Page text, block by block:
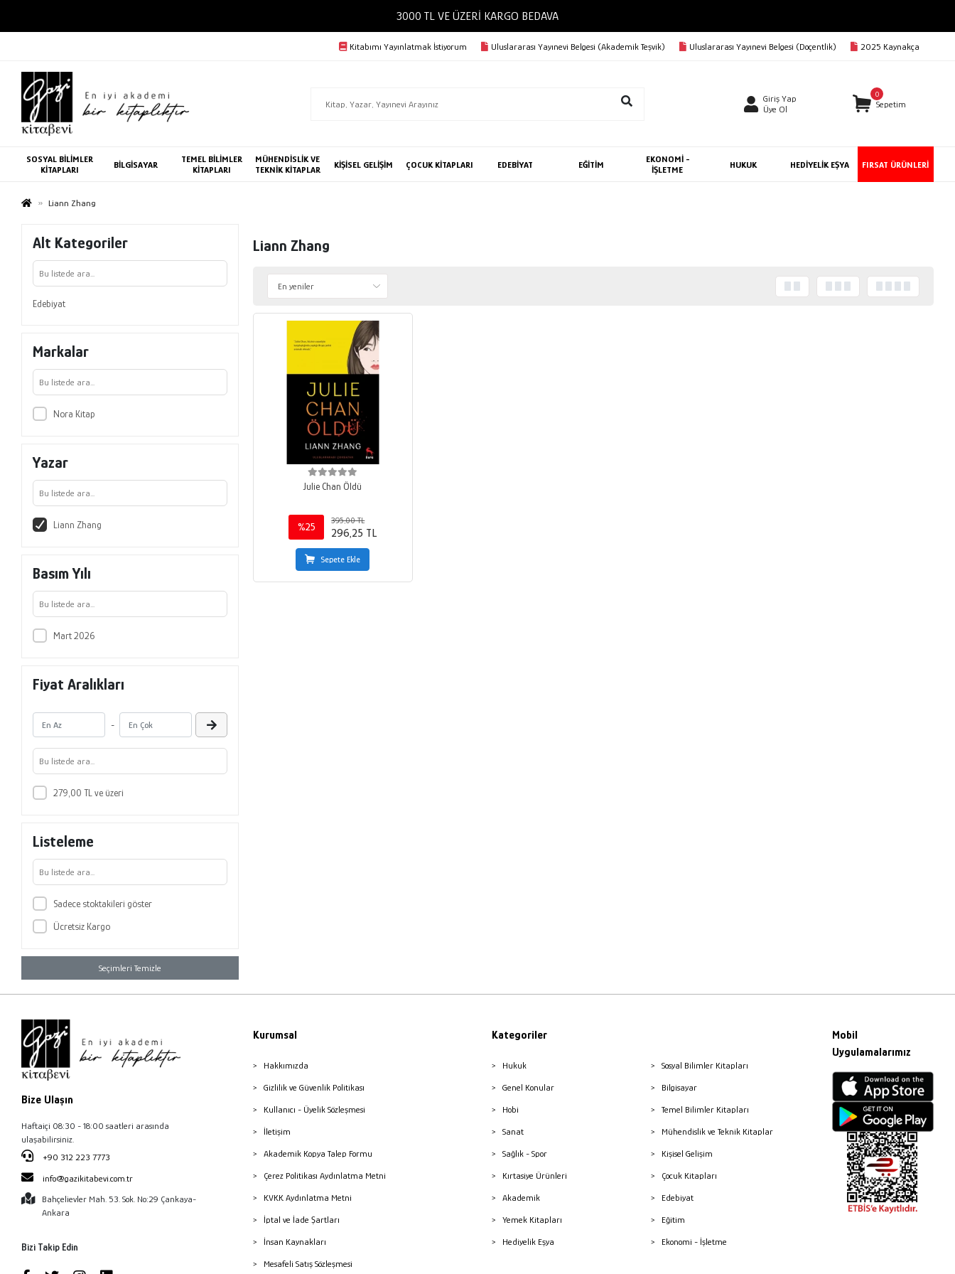
3000 TL VE ÜZERİ KARGO BEDAVA
Kitabımı Yayınlatmak İstiyorum Uluslararası Yayınevi Belgesi (Akademik Teşvik) Uluslararası Yayınevi Belgesi (Doçentlik) 2025 Kaynakça
Giriş Yap
Üye Ol
0
Sepetim
SOSYAL BİLİMLER
KİTAPLARI
BİLGİSAYAR
TEMEL BİLİMLER
KİTAPLARI
MÜHENDİSLİK VE
TEKNİK KİTAPLAR
KİŞİSEL GELİŞİM ÇOCUK KİTAPLARI EDEBİYAT EĞİTİM
EKONOMİ -
İŞLETME
HUKUK HEDİYELİK EŞYA FIRSAT ÜRÜNLERİ
Liann Zhang
Alt Kategoriler
Edebiyat
Markalar
Nora Kitap
Yazar
Liann Zhang
Basım Yılı
Mart 2026
Fiyat Aralıkları
-
279,00 TL ve üzeri
Listeleme
Sadece stoktakileri göster
Ücretsiz Kargo
Seçimleri Temizle
Liann Zhang
Julie Chan Öldü
%25
395,00 TL
296,25 TL
Sepete Ekle
Bize Ulaşın
Haftaiçi 08:30 - 18:00 saatleri arasında
ulaşabilirsiniz.
+90 312 223 7773
info@gazikitabevi.com.tr
Bahçelievler Mah. 53. Sok. No:29 Çankaya-
Ankara
Bizi Takip Edin
Kurumsal
Hakkımızda
Gizlilik ve Güvenlik Politikası
Kullanıcı - Üyelik Sözleşmesi
İletişim
Akademik Kopya Talep Formu
Çerez Politikası Aydınlatma Metni
KVKK Aydınlatma Metni
İptal ve İade Şartları
İnsan Kaynakları
Mesafeli Satış Sözleşmesi
Kategoriler
Hukuk
Genel Konular
Hobi
Sanat
Sağlık - Spor
Kırtasiye Ürünleri
Akademik
Yemek Kitapları
Hediyelik Eşya
Sosyal Bilimler Kitapları
Bilgisayar
Temel Bilimler Kitapları
Mühendislik ve Teknik Kitaplar
Kişisel Gelişim
Çocuk Kitapları
Edebiyat
Eğitim
Ekonomi - İşletme
Mobil
Uygulamalarımız